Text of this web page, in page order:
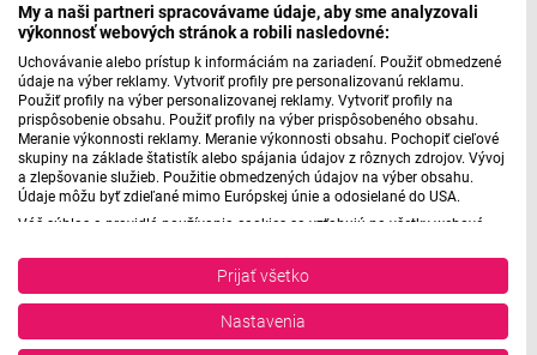
My a naši partneri spracovávame údaje, aby sme analyzovali
výkonnosť webových stránok a robili nasledovné:
Uchovávanie alebo prístup k informáciám na zariadení. Použiť obmedzené
údaje na výber reklamy. Vytvoriť profily pre personalizovanú reklamu.
Použiť profily na výber personalizovanej reklamy. Vytvoriť profily na
prispôsobenie obsahu. Použiť profily na výber prispôsobeného obsahu.
Meranie výkonnosti reklamy. Meranie výkonnosti obsahu. Pochopiť cieľové
skupiny na základe štatistík alebo spájania údajov z rôznych zdrojov. Vývoj
a zlepšovanie služieb. Použitie obmedzených údajov na výber obsahu.
Údaje môžu byť zdieľané mimo Európskej únie a odosielané do USA.
Váš súhlas a pravidlá používania cookies sa vzťahujú na všetky webové
Stred, Rádio Regina Západ, Rádio Patria, Rádio Devín, RTVS, Hudobné
pozdravy, Rádio Slovensko, RSI Francais, RSI English, RSI Slovensky, Rádio
Junior, RSI, Rádio Regina Východ, Rádio_FM, RSI Espanol, NEV.
Zobraziť zoznam partnerov (1 predajcovia IAB)
Prijať všetko
Nastavenia
Máte problém s prehrávaním?
DieloLeonarda Lelákabude spestrovať priestor foyer
Galérie Jozefa Kollára v Banskej Štiavnici do konca apríla
budúceho roka.
Foto/Zdroj: muzeumbs.sk